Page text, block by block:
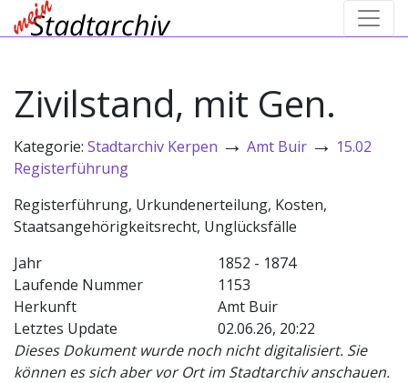
Zivilstand, mit Gen.
Kategorie: Stadtarchiv Kerpen → Amt Buir → 15.02
Registerführung
Registerführung, Urkundenerteilung, Kosten,
Staatsangehörigkeitsrecht, Unglücksfälle
Jahr
1852 - 1874
Laufende Nummer
1153
Herkunft
Amt Buir
Letztes Update
02.06.26, 20:22
Dieses Dokument wurde noch nicht digitalisiert. Sie
können es sich aber vor Ort im Stadtarchiv anschauen.